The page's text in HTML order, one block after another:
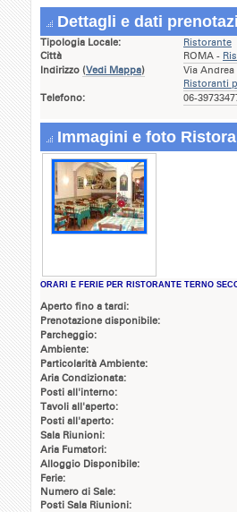
Dettagli e dati
Tipologia Locale:
Ristorante
Città
ROMA -
Indirizzo (Vedi Mappa)
Via Andrea
Ristoranti
Telefono:
06-
Immagini e foto
ORARI E FERIE PER RISTORANTE TERNO
Aperto fino a tardi:
Prenotazione disponibile:
Parcheggio:
Ambiente:
Particolarità Ambiente:
Aria Condizionata:
Posti all'interno:
Tavoli all'aperto:
Posti all'aperto:
Sala Riunioni:
Aria Fumatori:
Alloggio Disponibile:
Ferie:
Numero di Sale:
Posti Sala Riunioni: